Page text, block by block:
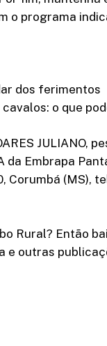
o programa
dos ferimentos
o que
JULIANO,
da Embrapa
Corumbá (MS),
Rural? Então
e outras